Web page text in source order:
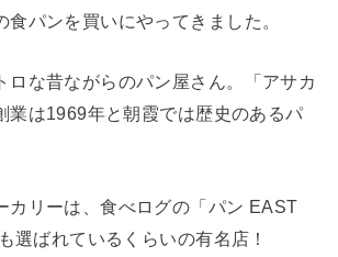
食パンを買いにやってきました。
ロな昔ながらのパン屋さん。「アサカ
業は1969年と朝霞では歴史のあるパ
カリーは、食べログの「パン EAST
選ばれているくらいの有名店！